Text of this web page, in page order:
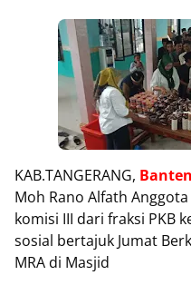
KAB.TANGERANG, Banten
Moh Rano Alfath
komisi III dari fraksi PKB
sosial bertajuk Jumat
MRA di Masjid